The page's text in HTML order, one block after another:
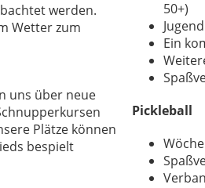
werden.
Wetter zum
uns über neue
Plätze können
bespielt
50+)
Ein
Pickleball